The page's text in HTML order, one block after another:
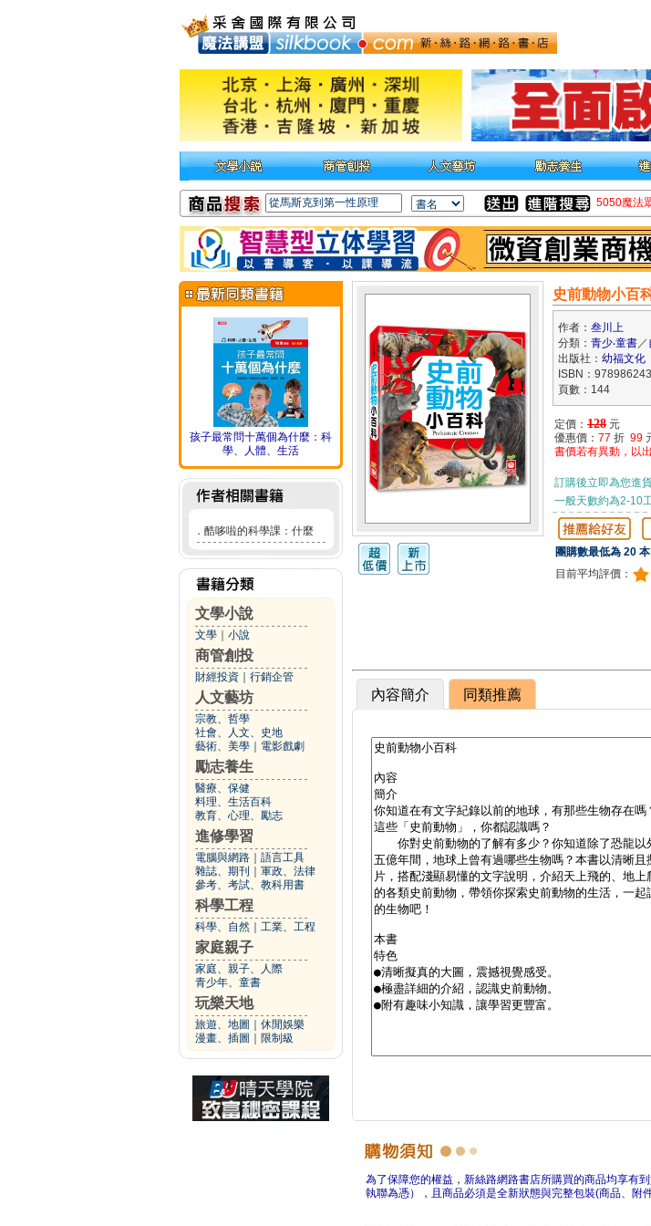
5050魔法
孩子最常問十萬個為什麼：科
學、人體、生活
． 酷哆啦的科學課：什麼
文學小說
文學 小說
商管創投
財經投資 行銷企管
人文藝坊
宗教、哲學
社會、人文、史地
藝術、美學
電影戲劇
勵志養生
醫療、保健
料理、生活百科
教育、心理、勵志
進修學習
電腦與網路
語言工具
雜誌、期刊
軍政、法律
參考、考試、教科用書
科學工程
科學、自然 工業、工程
家庭親子
家庭、親子、人際
青少年、童書
玩樂天地
旅遊、地圖
休閒娛樂
漫畫、插圖
限制級
史前動物小百
作者： 叁川上
分類： 青少‧童書／
出版社： 幼福文化
ISBN：
頁數：144
定價： 128 元
優惠價： 77 折 99
書價若有異動，以
訂購後立即為您進
一般天數約為2-10
團購數最低為 20
目前平均評價：
內容簡介 同類推薦
為了保障您的權益，新絲路網路書店所購買的商品均享有
執聯為憑），且商品必須是全新狀態與完整包裝(商品、附